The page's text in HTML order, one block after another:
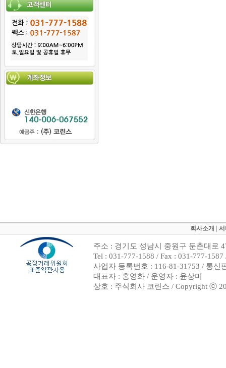
회사소개
주소 : 경기도 성남시 중원구 둔촌대로
Tel : 031-777-1588 / Fax : 031-777-
사업자 등록번호 : 116-81-31753 / 통신
대표자 : 홍영화 / 운영자 : 윤상미
상호 : 주식회사 코린스 / Copyright ⓒ